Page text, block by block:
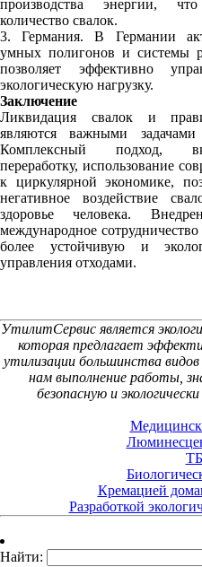
производства энергии,
количество свалок.
3. Германия. В Германии
умных полигонов и системы
позволяет эффективно
экологическую нагрузку.
Заключение
Ликвидация свалок и
являются важными
Комплексный подход,
переработку, использование
к циркулярной экономике,
негативное воздействие
здоровье человека.
международное
более устойчивую и
управления отходами.
УтилитСервис является
которая предлагает
утилизации большинства
нам выполнение работы,
безопасную и
Кремацией
Разработкой
Найти: